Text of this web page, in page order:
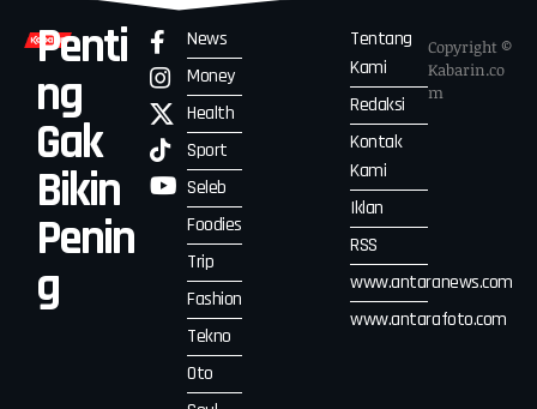
Penti
ng
Gak
Bikin
Penin
g
News
Money
Health
Sport
Seleb
Foodies
Trip
Fashion
Tekno
Oto
Tentang
Kami
Redaksi
Kontak
Kami
Iklan
RSS
www.antaranews.com
www.antarafoto.com
Copyright ©
Kabarin.co
m